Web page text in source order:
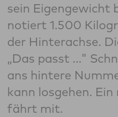
sein Eigengewicht
notiert 1.500
der Hinterachse.
„Das passt ..."
ans hintere
kann losgehen.
fährt mit.